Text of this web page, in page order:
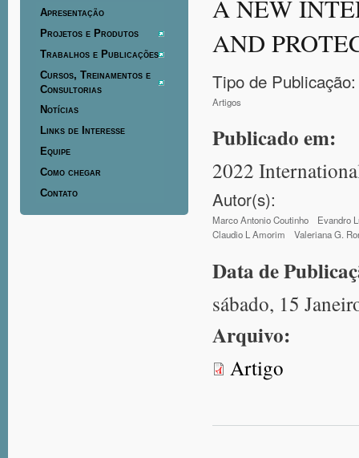
Apresentação
Projetos e Produtos
Trabalhos e Publicações
Cursos, Treinamentos e
Consultorias
Notícias
Links de Interesse
Equipe
Como chegar
Contato
A NEW
AND
Tipo de Publicação:
Artigos
Publicado em:
2022
Autor(s):
Marco Antonio Coutinho
Evandro
Claudio L Amorim
Valeriana G.
Data de
sábado, 15
Arquivo:
Artigo